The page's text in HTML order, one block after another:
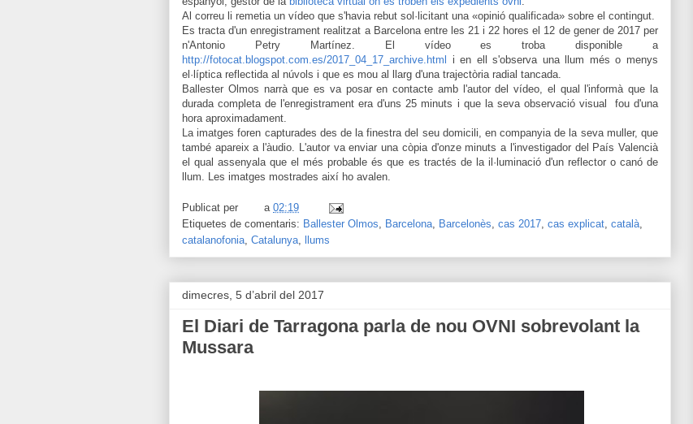
Al correu li remetia un vídeo que s'havia rebut sol·licitant una «opinió qualificada» sobre el contingut.
Es tracta d'un enregistrament realitzat a Barcelona entre les 21 i 22 hores el 12 de gener de 2017 per
n'Antonio Petry Martínez. El vídeo es troba disponible a
http://fotocat.blogspot.com.es/2017_04_17_archive.html i en ell s'observa una llum més o menys
el·líptica reflectida al núvols i que es mou al llarg d'una trajectòria radial tancada.
Ballester Olmos narrà que es va posar en contacte amb l'autor del vídeo, el qual l'informà que la
durada completa de l'enregistrament era d'uns 25 minuts i que la seva observació visual fou d'una
hora aproximadament.
La imatges foren capturades des de la finestra del seu domicili, en companyia de la seva muller, que
també apareix a l'àudio. L'autor va enviar una còpia d'onze minuts a l'investigador del País Valencià
el qual assenyala que el més probable és que es tractés de la il·luminació d'un reflector o canó de
llum. Les imatges mostrades així ho avalen.
Publicat per a 02:19
Etiquetes de comentaris: Ballester Olmos, Barcelona, Barcelonès, cas 2017, cas explicat, català,
catalanofonia, Catalunya, llums
dimecres, 5 d’abril del 2017
El Diari de Tarragona parla de nou OVNI sobrevolant la
Mussara